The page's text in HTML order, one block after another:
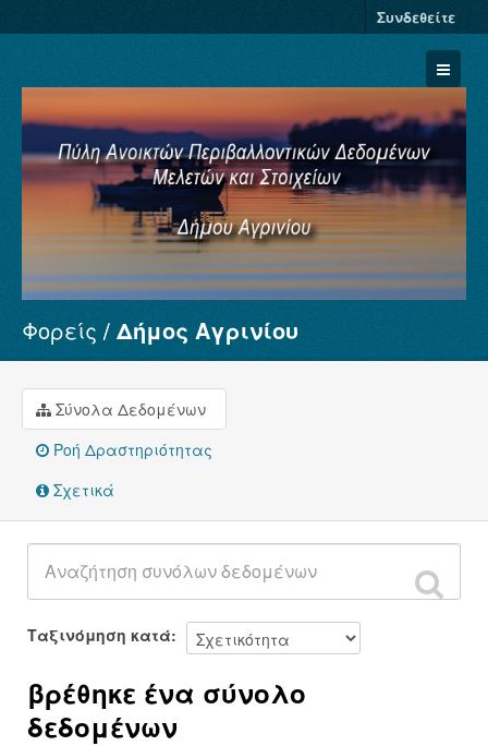
Συνδεθείτε
Σύνολα Δεδομένων
Φορείς
Ομάδες
Σχετικά
Φορείς Δήμος Αγρινίου
Σύνολα Δεδομένων
Ροή Δραστηριότητας
Σχετικά
Ταξινόμηση κατά
βρέθηκε ένα σύνολο
δεδομένων